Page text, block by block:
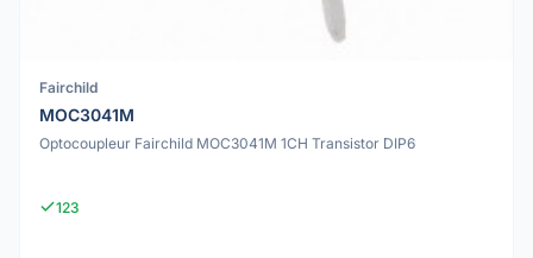
Fairchild
MOC3041M
Optocoupleur Fairchild MOC3041M 1CH Transistor DIP6
123